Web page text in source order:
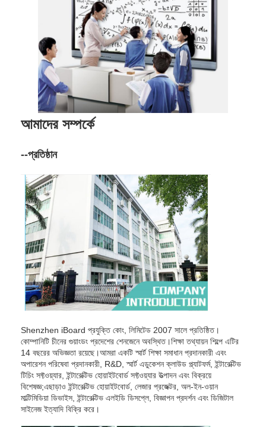
আমাদের সম্পর্কে
--প্রতিষ্ঠান
Shenzhen iBoard প্রযুক্তি কোং, লিমিটেড 2007 সালে প্রতিষ্ঠিত।
কোম্পানিটি চীনের গুয়াংডং প্রদেশের শেনজেনে অবস্থিত।শিক্ষা তথ্যায়ন শিল্পে এটির
14 বছরের অভিজ্ঞতা রয়েছে।আমরা একটি স্মার্ট শিক্ষা সমাধান প্রদানকারী এবং
অপারেশন পরিষেবা প্রদানকারী, R&D, স্মার্ট এডুকেশন ক্লাউড প্ল্যাটফর্ম, ইন্টারেক্টিভ
টিচিং সফ্টওয়্যার, ইন্টারেক্টিভ হোয়াইটবোর্ড সফ্টওয়্যার উত্পাদন এবং বিক্রয়ে
বিশেষজ্ঞ;এছাড়াও ইন্টারেক্টিভ হোয়াইটবোর্ড, লেজার প্রজেক্টর, অল-ইন-ওয়ান
মাল্টিমিডিয়া ডিভাইস, ইন্টারেক্টিভ এলইডি ডিসপ্লে, বিজ্ঞাপন প্রদর্শন এবং ডিজিটাল
সাইনেজ ইত্যাদি বিক্রি করে।